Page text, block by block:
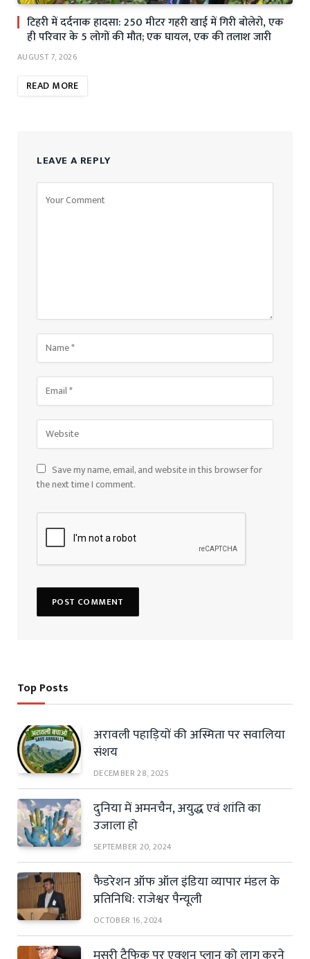
टिहरी में दर्दनाक हादसा: 250 मीटर गहरी खाई में गिरी बोलेरो, एक
ही परिवार के 5 लोगों की मौत; एक घायल, एक की तलाश जारी
AUGUST 7, 2026
READ MORE
LEAVE A REPLY
Save my name, email, and website in this browser for
the next time I comment.
Top Posts
अरावली पहाड़ियों की अस्मिता पर सवालिया
संशय
DECEMBER 28, 2025
दुनिया में अमनचैन, अयुद्ध एवं शांति का
उजाला हो
SEPTEMBER 20, 2024
फैडरेशन ऑफ ऑल इंडिया व्यापार मंडल के
प्रतिनिधि: राजेश्वर पैन्यूली
OCTOBER 16, 2024